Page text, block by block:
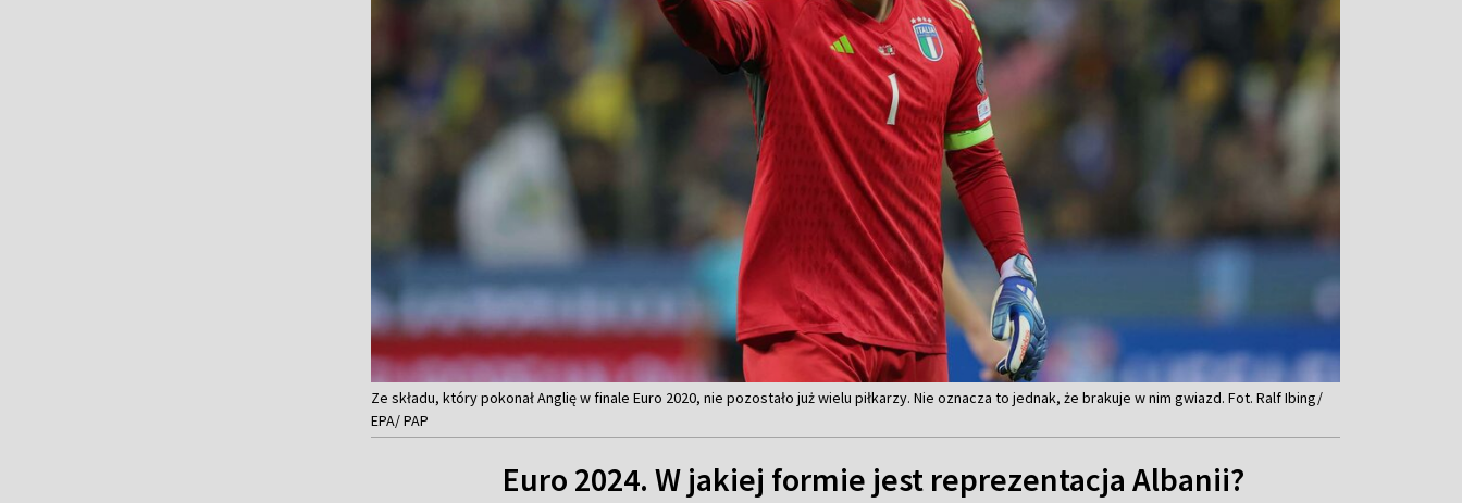
Ze składu, który pokonał Anglię w finale Euro 2020, nie pozostało już wielu piłkarzy. Nie oznacza to jednak, że brakuje w nim gwiazd. Fot. Ralf Ibing/
EPA/ PAP
Euro 2024. W jakiej formie jest reprezentacja Albanii?